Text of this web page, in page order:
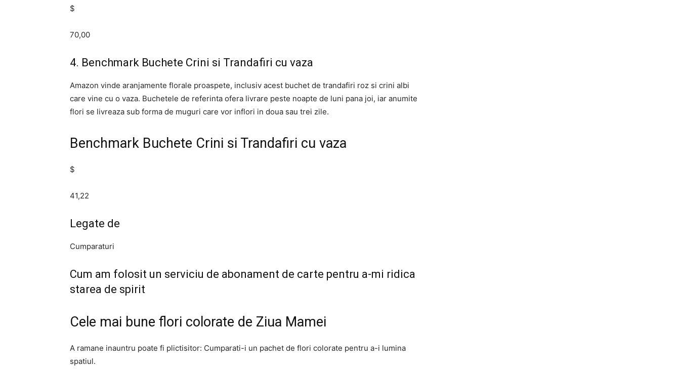
$
70,00
4. Benchmark Buchete Crini si Trandafiri cu vaza
Amazon vinde aranjamente florale proaspete, inclusiv acest buchet de trandafiri roz si crini albi
care vine cu o vaza. Buchetele de referinta ofera livrare peste noapte de luni pana joi, iar anumite
flori se livreaza sub forma de muguri care vor inflori in doua sau trei zile.
Benchmark Buchete Crini si Trandafiri cu vaza
$
41,22
Legate de
Cumparaturi
Cum am folosit un serviciu de abonament de carte pentru a-mi ridica
starea de spirit
Cele mai bune flori colorate de Ziua Mamei
A ramane inauntru poate fi plictisitor: Cumparati-i un pachet de flori colorate pentru a-i lumina
spatiul.